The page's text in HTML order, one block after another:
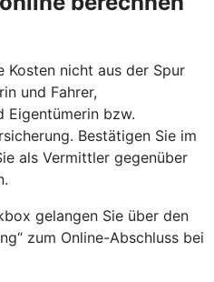
Kosten nicht aus der Spur
und Fahrer,
Eigentümerin bzw.
Bestätigen Sie im
als Vermittler gegenüber
gelangen Sie über den
zum Online-Abschluss bei